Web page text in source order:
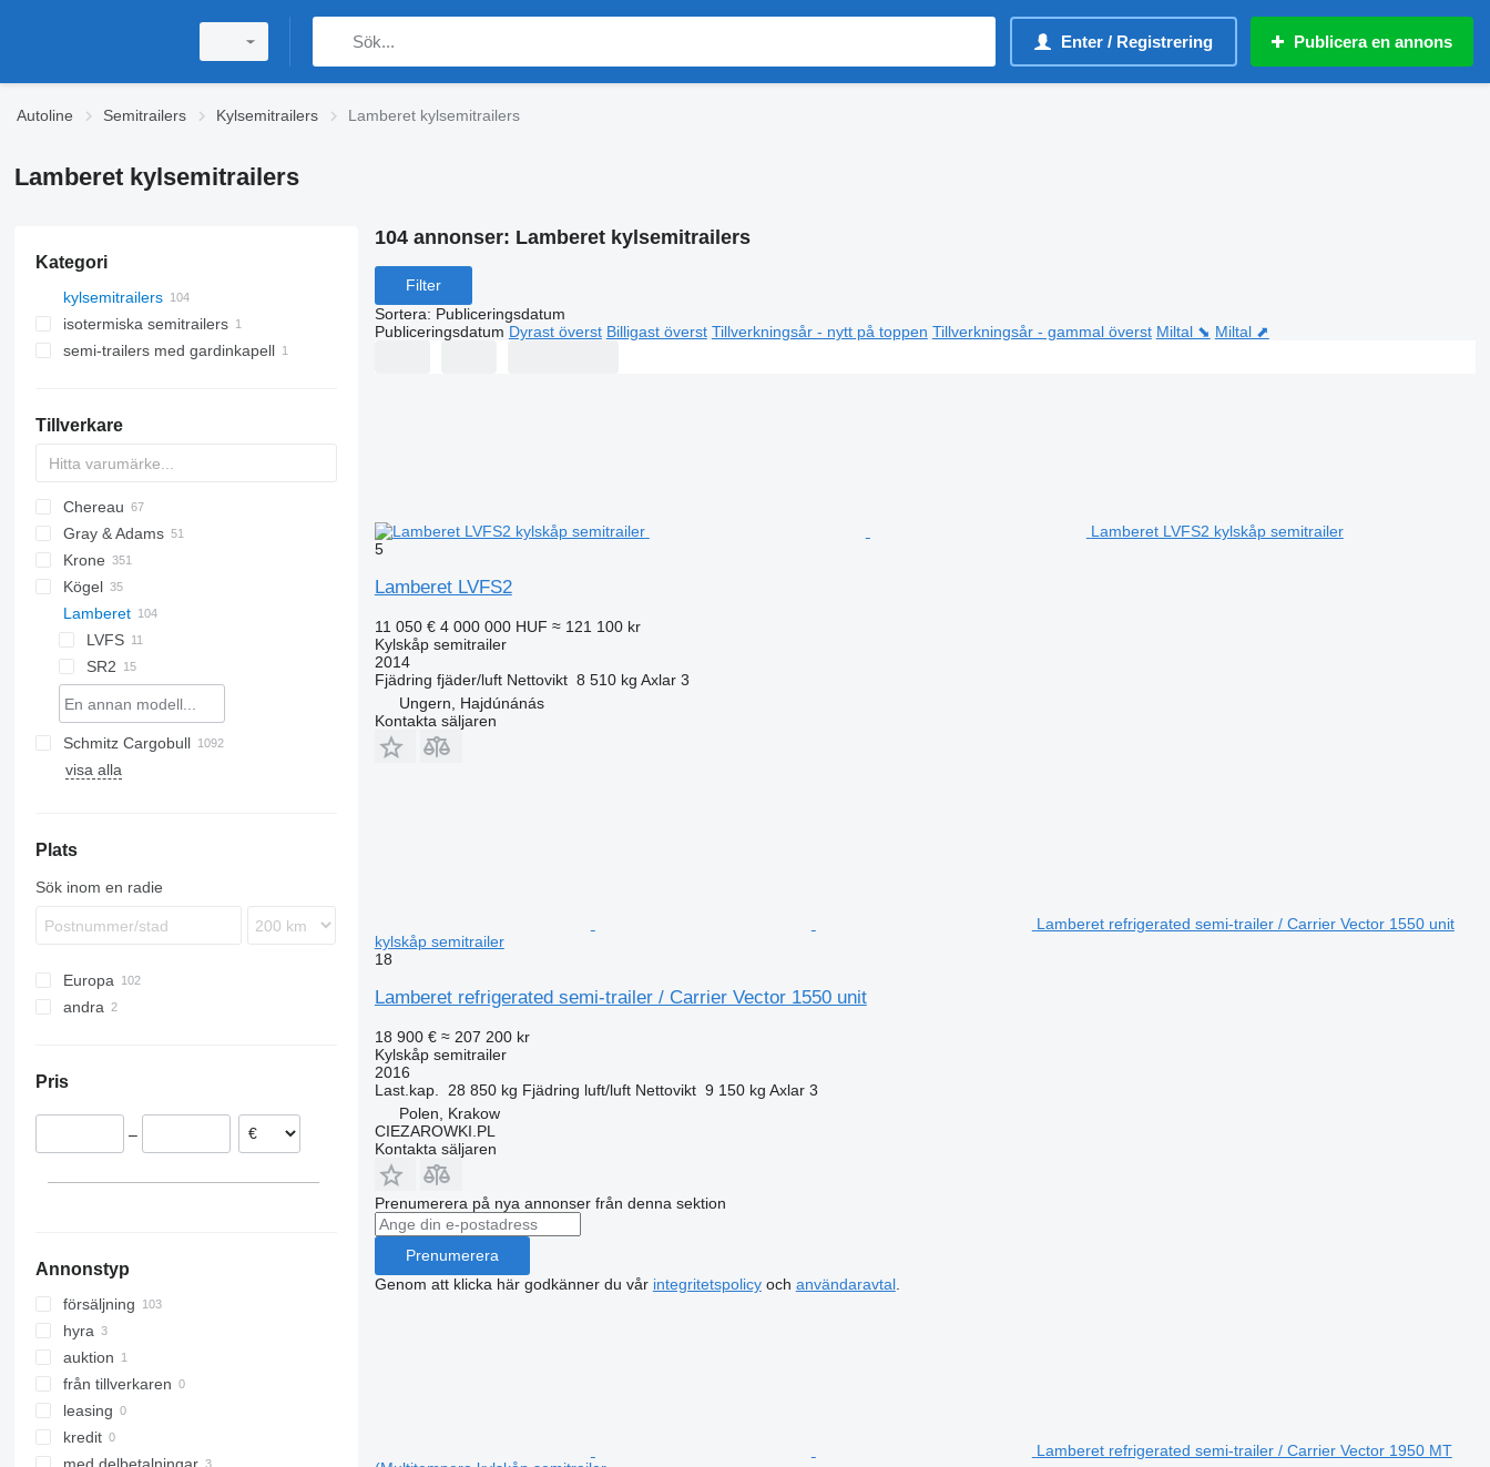
Enter / Registrering Publicera en annons
Autoline Semitrailers Kylsemitrailers Lamberet kylsemitrailers
Lamberet kylsemitrailers
Kategori
kylsemitrailers
isotermiska semitrailers
semi-trailers med gardinkapell
Tillverkare
AS
BPO
Chereau
CSD
Inogam
Tecnogam
TXA
L-series
T-series
SZS
Oplegger
Gray & Adams
GA
Krone
SD
SDK
SDP
SDR
TKS
Kögel
S 24
ZVKA
Lamberet
LVFS
LVFS3
SR2
LTF
MPS
TRS
S-series
T-series
ROC
SP
Schmitz Cargobull
KO
SPA
SF
S-series
F-series
TO
VS
visa alla
Plats
Sök inom en radie
Europa
Spanien
Polen
Ungern
andra
Pris
–
Annonstyp
försäljning
hyra
auktion
från tillverkaren
leasing
kredit
104 annonser: Lamberet kylsemitrailers
Filter
Sortera: Publiceringsdatum
Publiceringsdatum Dyrast överst Billigast överst Tillverkningsår - nytt på toppen Tillverkningsår - gammal överst Miltal ⬊ Miltal ⬈
Lamberet LVFS2 kylskåp semitrailer
5
Lamberet LVFS2
11 050 € 4 000 000 HUF ≈ 121 100 kr
Kylskåp semitrailer
2014
Fjädring fjäder/luft Nettovikt 8 510 kg Axlar 3
Ungern, Hajdúnánás
Kontakta säljaren
Lamberet refrigerated semi-trailer / Carrier Vector 1550 unit
kylskåp semitrailer
18
Lamberet refrigerated semi-trailer / Carrier Vector 1550 unit
18 900 € ≈ 207 200 kr
Kylskåp semitrailer
2016
Last.kap.
28 850 kg Fjädring luft/luft Nettovikt 9 150 kg Axlar 3
Polen, Krakow
CIEZAROWKI.PL
Kontakta säljaren
Prenumerera på nya annonser från denna sektion
Prenumerera
Genom att klicka här godkänner du vår integritetspolicyoch användaravtal.
Lamberet refrigerated semi-trailer / Carrier Vector 1950 MT